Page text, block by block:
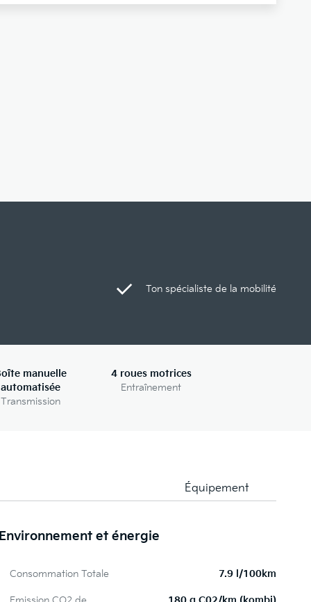
Ton spécialiste de la mobilité
manuelle
automatisée
Transmission
4 roues motrices
Entraînement
Équipement
Environnement et énergie
Consommation Totale 7.9 l/100km